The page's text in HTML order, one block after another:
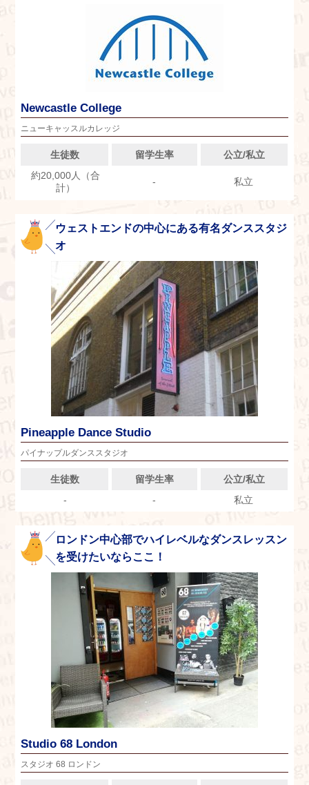
Newcastle College
ニューキャッスルカレッジ
生徒数 留学生率
公立/私立
約20,000人（合
計）
- 私立
ウェストエンドの中心にある有名ダンススタジ
オ
Pineapple Dance Studio
パイナップルダンススタジオ
生徒数 留学生率
公立/私立
-
- 私立
ロンドン中心部でハイレベルなダンスレッスン
を受けたいならここ！
Studio 68 London
スタジオ 68 ロンドン